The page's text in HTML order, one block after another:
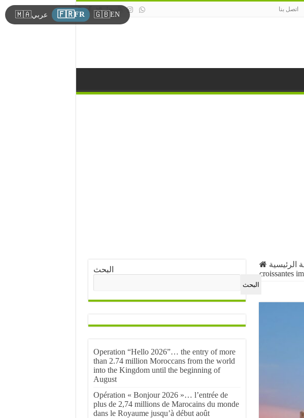
اتصل بنا
الرئيسية
croissantes
البحث
البحث
Operation “Hello 2026”… the entry of more
than 2.74 million Moroccans from the world
into the Kingdom until the beginning of
August
Opération « Bonjour 2026 »… l’entrée de
plus de 2,74 millions de Marocains du monde
dans le Royaume jusqu’à début août
🇲🇦عربي 🇫🇷FR 🇬🇧EN